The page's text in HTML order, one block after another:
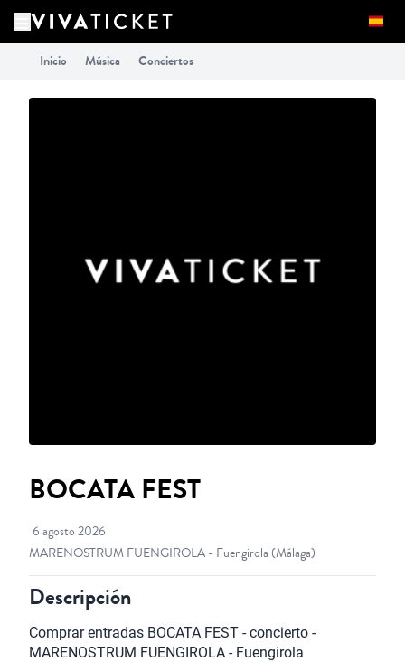
Inicio Música Conciertos
BOCATA FEST
6 agosto 2026
MARENOSTRUM FUENGIROLA - Fuengirola (Málaga)
Descripción
Comprar entradas BOCATA FEST - concierto -
MARENOSTRUM FUENGIROLA - Fuengirola